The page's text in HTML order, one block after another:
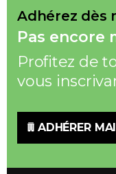
Adhérez dès
Pas encore
Profitez de
vous
ADHÉRER